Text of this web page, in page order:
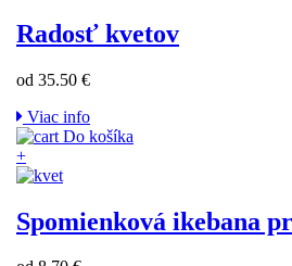
Radosť kvetov
od 35.50 €
Viac info
Do košíka
+
Spomienková ikebana